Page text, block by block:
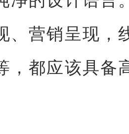
、营销呈现，
，都应该具备